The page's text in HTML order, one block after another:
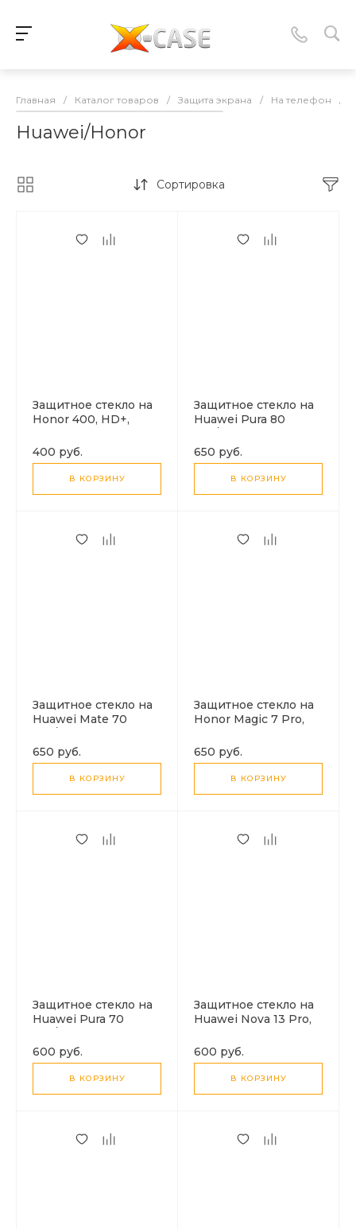
Главная / Каталог товаров / Защита экрана / На телефон /
Huawei/Honor
Сортировка
Защитное стекло на
Honor 400, HD+,
черной рамкой, X-
CASE
400 руб.
В КОРЗИНУ
Защитное стекло на
Huawei Pura 80
полный клей,
прозрачное с
черной рамкой, X-
CASE
650 руб.
В КОРЗИНУ
Защитное стекло на
Huawei Mate 70
полный клей,
прозрачное с
черной рамкой, X-
CASE
650 руб.
В КОРЗИНУ
Защитное стекло на
Honor Magic 7 Pro,
прозрачное с
черной рамкой, X-
650 руб.
В КОРЗИНУ
Защитное стекло на
Huawei Pura 70
Pro+/Pura 70 Ultra,
ультрафиолет,
прозрачный, X-CASE
600 руб.
В КОРЗИНУ
Защитное стекло на
Huawei Nova 13 Pro,
прозрачный, X-CASE
600 руб.
В КОРЗИНУ